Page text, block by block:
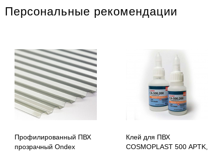
Персональные рекомендации
Профилированный ПВХ
прозрачный Ondex
Клей для ПВХ
COSMOPLAST 500 APTK,